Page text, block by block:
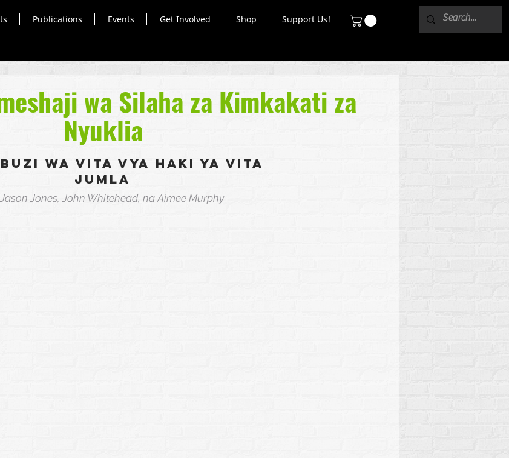
Publications Events Get Involved Shop Support Us!
wa Silaha za Kimkakati za
Nyuklia
wa Vita vya Haki ya Vita
Jumla
Jones, John Whitehead, na Aimee Murphy